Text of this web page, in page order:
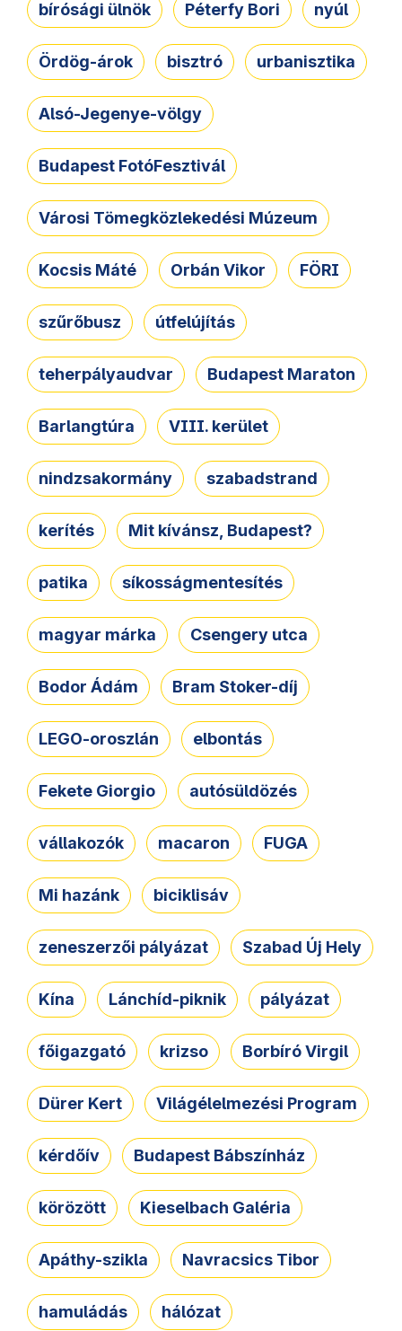
bírósági ülnök Péterfy Bori nyúl
Ördög-árok bisztró urbanisztika
Alsó-Jegenye-völgy
Budapest FotóFesztivál
Városi Tömegközlekedési Múzeum
Kocsis Máté Orbán Vikor FÖRI
szűrőbusz útfelújítás
teherpályaudvar Budapest Maraton
Barlangtúra VIII. kerület
nindzsakormány szabadstrand
kerítés Mit kívánsz, Budapest?
patika síkosságmentesítés
magyar márka Csengery utca
Bodor Ádám Bram Stoker-díj
LEGO-oroszlán elbontás
Fekete Giorgio autósüldözés
vállakozók macaron FUGA
Mi hazánk biciklisáv
zeneszerzői pályázat Szabad Új Hely
Kína Lánchíd-piknik pályázat
főigazgató krizso Borbíró Virgil
Dürer Kert Világélelmezési Program
kérdőív Budapest Bábszínház
körözött Kieselbach Galéria
Apáthy-szikla Navracsics Tibor
hamuládás hálózat